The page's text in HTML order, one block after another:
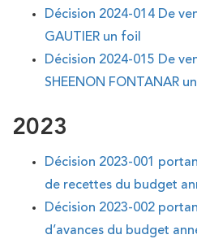
Décision 2024-014 De
GAUTIER un foil
Décision 2024-015 De
SHEENON FONTANAR
2023
Décision 2023-001
de recettes du budget
Décision 2023-002
d’avances du budget